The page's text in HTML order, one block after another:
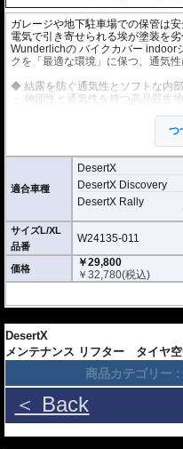
ガレージや地下駐車場での保管は
電気で引き寄せられる埃が塗装を劣
Wunderlichの バイクカバー indoor
クを「最適な環境」に保つ、通気
◆ 結露を防ぐ通気性とソフトな内
伸縮性と通気性を持つ高品質生
がちな結露を効果的に防ぎ、バ
ソフトでフワフワな裏地: 内側
おり、デリケートな塗装面や後
埃と汚れからの保護: 屋内保管
◆ 完璧なフィットと固定システム
ケース有無に対応する調整ラッ
つの調整可能なラッチにより、
状態でも、外した状態でも完璧に
伸縮性ストラップ: 前後下端に
イクに完璧にフィットすること
でしっかりと固定するためのス
多数のカスタム調整オプション:
内用カバーの、擦れのない完璧
つ
適合車種
DesertX
DesertX Discovery
DesertX Rally
サイズL/XL
品番
W24135-011
価格
￥29,800
￥32,780(税込)
DesertX
メンテナンス リフター タイヤ
商品カテゴリー :
＜ Back